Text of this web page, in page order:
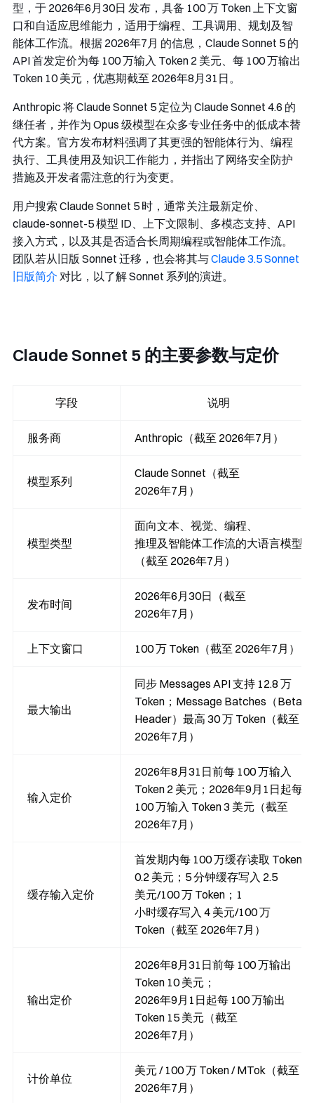
型，于 2026年6月30日 发布，具备 100 万 Token 上下文窗
口和自适应思维能力，适用于编程、工具调用、规划及智
能体工作流。根据 2026年7月 的信息，Claude Sonnet 5 的
API 首发定价为每 100 万输入 Token 2 美元、每 100 万输出
Token 10 美元，优惠期截至 2026年8月31日。
Anthropic 将 Claude Sonnet 5 定位为 Claude Sonnet 4.6 的
继任者，并作为 Opus 级模型在众多专业任务中的低成本替
代方案。官方发布材料强调了其更强的智能体行为、编程
执行、工具使用及知识工作能力，并指出了网络安全防护
措施及开发者需注意的行为变更。
用户搜索 Claude Sonnet 5 时，通常关注最新定价、
claude-sonnet-5模型 ID、上下文限制、多模态支持、API
接入方式，以及其是否适合长周期编程或智能体工作流。
团队若从旧版 Sonnet 迁移，也会将其与Claude 3.5 Sonnet
旧版简介 对比，以了解 Sonnet 系列的演进。
Claude Sonnet 5 的主要参数与定价
字段 说明
服务商 Anthropic（截至 2026年7月）
模型系列
Claude Sonnet（截至
2026年7月）
模型类型
面向文本、视觉、编程、
推理及智能体工作流的大语言模型
（截至 2026年7月）
发布时间
2026年6月30日（截至
2026年7月）
上下文窗口 100 万 Token（截至 2026年7月）
最大输出
同步 Messages API 支持 12.8 万
Token；Message Batches（Beta
Header）最高 30 万 Token（截至
2026年7月）
输入定价
2026年8月31日前每 100 万输入
Token 2 美元；2026年9月1日起每
100 万输入 Token 3 美元（截至
2026年7月）
缓存输入定价
首发期内每 100 万缓存读取 Token
0.2 美元；5 分钟缓存写入 2.5
美元/100 万 Token；1
小时缓存写入 4 美元/100 万
Token（截至 2026年7月）
输出定价
2026年8月31日前每 100 万输出
Token 10 美元；
2026年9月1日起每 100 万输出
Token 15 美元（截至
2026年7月）
计价单位
美元 / 100 万 Token / MTok（截至
2026年7月）